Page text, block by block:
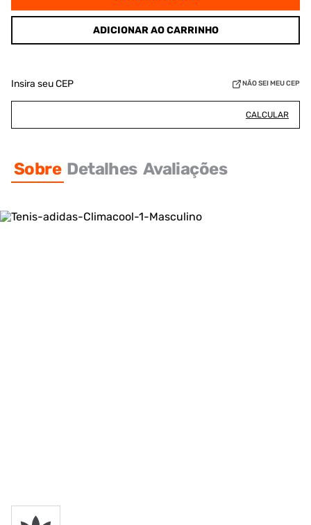
ADICIONAR AO CARRINHO
Insira seu CEP NÃO SEI MEU CEP
CALCULAR
Sobre Detalhes Avaliações